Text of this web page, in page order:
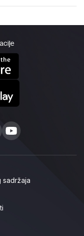
sadržaja